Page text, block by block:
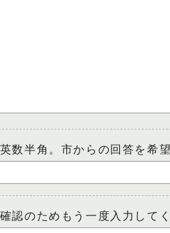
数半角。市からの回答を希
認のためもう一度入力してく